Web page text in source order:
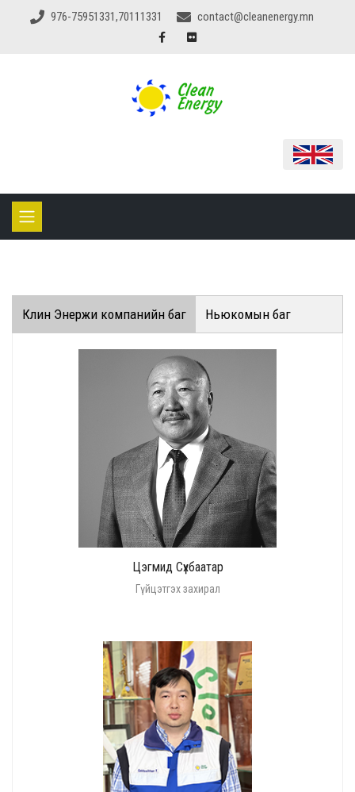
976-75951331,70111331 contact@cleanenergy.mn
Клин Энержи компанийн баг Ньюкомын баг
Цэгмид Сүхбаатар
Гүйцэтгэх захирал